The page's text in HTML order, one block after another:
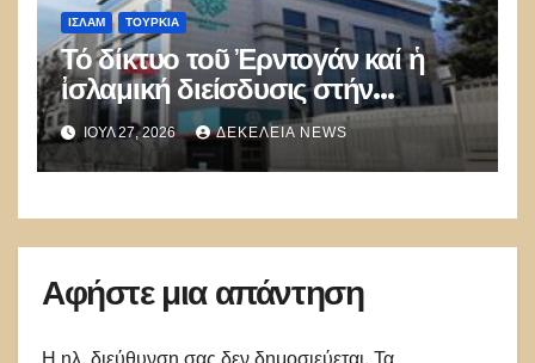
ΙΣΛΑΜ ΤΟΥΡΚΊΑ
Τό δίκτυο τοῦ Ἐρντογάν καί ἡ
ἰσλαμική διείσδυσις στήν
Εὐρώπη
ΙΟΎΛ 27, 2026 ΔΕΚΈΛΕΙΑ NEWS
Αφήστε μια απάντηση
Η ηλ. διεύθυνση σας δεν δημοσιεύεται. Τα